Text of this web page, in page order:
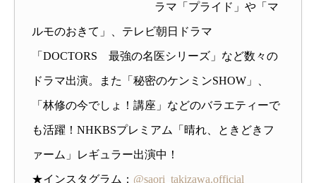
ラマ「プライド」や「マ
ルモのおきて」、テレビ朝日ドラマ
「DOCTORS 最強の名医シリーズ」など数々の
ドラマ出演。また「秘密のケンミンSHOW」、
「林修の今でしょ！講座」などのバラエティーで
も活躍！NHKBSプレミアム「晴れ、ときどきフ
ァーム」レギュラー出演中！
★インスタグラム： @saori_takizawa.official